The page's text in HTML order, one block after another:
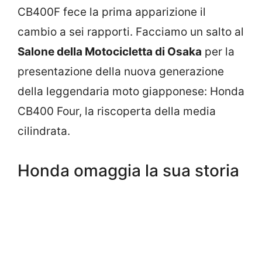
CB400F fece la prima apparizione il
cambio a sei rapporti. Facciamo un salto al
Salone della Motocicletta di Osaka per la
presentazione della nuova generazione
della leggendaria moto giapponese: Honda
CB400 Four, la riscoperta della media
cilindrata.
Honda omaggia la sua storia